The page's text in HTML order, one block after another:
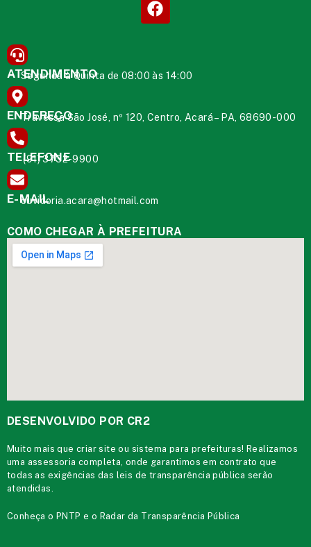
ATENDIMENTO
Segunda à Quinta de 08:00 às 14:00
ENDEREÇO
Travessa São José, nº 120, Centro, Acará – PA, 68690-000
TELEFONE
(91) 3732-9900
E-MAIL
ouvidoria.acara@hotmail.com
COMO CHEGAR À PREFEITURA
DESENVOLVIDO POR CR2
Muito mais quecriar site ou sistema para prefeituras! Realizamos
uma assessoria completa, onde garantimos em contrato que
todas as exigências das leis de transparência pública serão
atendidas.
Conheça oPNTP e o Radar da Transparência Pública